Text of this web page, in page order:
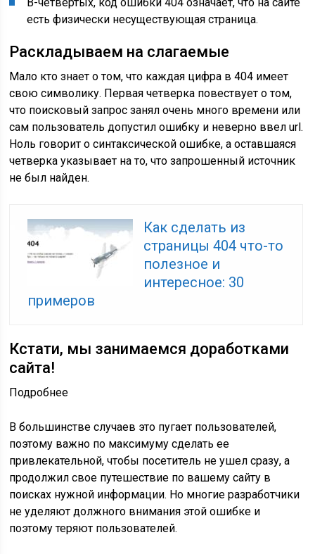
В-четвертых, код ошибки 404 означает, что на сайте
есть физически несуществующая страница.
Раскладываем на слагаемые
Мало кто знает о том, что каждая цифра в 404 имеет
свою символику. Первая четверка повествует о том,
что поисковый запрос занял очень много времени или
сам пользователь допустил ошибку и неверно ввел url.
Ноль говорит о синтаксической ошибке, а оставшаяся
четверка указывает на то, что запрошенный источник
не был найден.
Как сделать из
страницы 404 что-то
полезное и
интересное: 30
примеров
Кстати, мы занимаемся доработками
сайта!
Подробнее
В большинстве случаев это пугает пользователей,
поэтому важно по максимуму сделать ее
привлекательной, чтобы посетитель не ушел сразу, а
продолжил свое путешествие по вашему сайту в
поисках нужной информации. Но многие разработчики
не уделяют должного внимания этой ошибке и
поэтому теряют пользователей.